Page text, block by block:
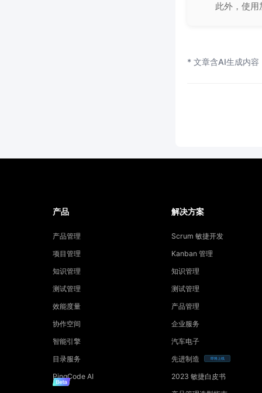
此外，使
* 文章含AI生成内容
产品
产品管理
项目管理
知识管理
测试管理
效能度量
协作空间
智能引擎
目录服务
PingCode AI
解决方案
Scrum 敏捷开发
Kanban 管理
知识管理
测试管理
产品管理
企业服务
汽车电子
先进制造
即将上线
2023 敏捷白皮书